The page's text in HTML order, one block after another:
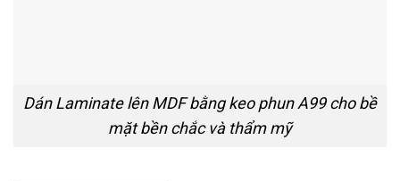
Dán Laminate lên MDF bằng keo phun A99 cho bề
mặt bền chắc và thẩm mỹ